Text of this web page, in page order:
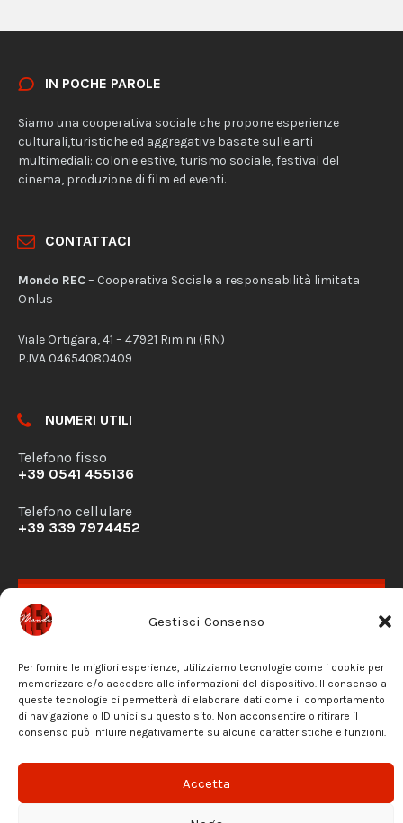
Gestisci Consenso
Per fornire le migliori esperienze, utilizziamo tecnologie come i cookie per
memorizzare e/o accedere alle informazioni del dispositivo. Il consenso a
queste tecnologie ci permetterà di elaborare dati come il comportamento
di navigazione o ID unici su questo sito. Non acconsentire o ritirare il
consenso può influire negativamente su alcune caratteristiche e funzioni.
Accetta
IN POCHE PAROLE
Siamo una cooperativa sociale che propone esperienze
culturali,turistiche ed aggregative basate sulle arti
multimediali: colonie estive, turismo sociale, festival del
cinema, produzione di film ed eventi.
CONTATTACI
Mondo REC– Cooperativa Sociale a responsabilità limitata
Onlus
Viale Ortigara, 41 – 47921 Rimini (RN)
P.IVA 04654080409
NUMERI UTILI
Telefono fisso
+39 0541 455136
Telefono cellulare
+39 339 7974452
RICHIESTA DISPONIBILITÀ
CONTATTACI
PRIVACY POLICY
FacebookInstagram
Email
© 2026 Mondo REC - Riservato ogni diritto di utilizzo